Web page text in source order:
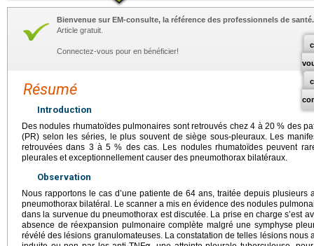
Bienvenue sur EM-consulte, la référence des professionnels de santé.
Article gratuit.
Connectez-vous pour en bénéficier!
Résumé
Introduction
Des nodules rhumatoïdes pulmonaires sont retrouvés chez 4 à 20 % des
(PR) selon les séries, le plus souvent de siège sous-pleuraux. Les
retrouvées dans 3 à 5 % des cas. Les nodules rhumatoïdes peuvent
pleurales et exceptionnellement causer des pneumothorax bilatéraux.
Observation
Nous rapportons le cas d’une patiente de 64 ans, traitée depuis
pneumothorax bilatéral. Le scanner a mis en évidence des nodules
dans la survenue du pneumothorax est discutée. La prise en charge s’est
absence de réexpansion pulmonaire complète malgré une symphyse
révélé des lésions granulomateuses. La constatation de telles lésions nous